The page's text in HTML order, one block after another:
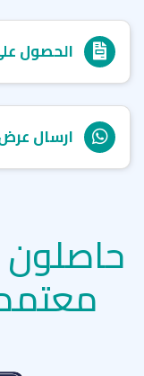
of Languages
الحصول
ارسال